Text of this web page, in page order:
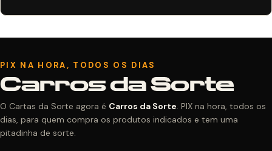
PIX NA HORA, TODOS OS DIAS
Carros da Sorte
O Cartas da Sorte agora é Carros da Sorte. PIX na hora, todos os
dias, para quem compra os produtos indicados e tem uma
pitadinha de sorte.